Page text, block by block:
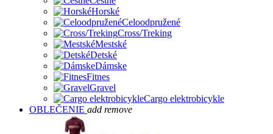
Horské
Celoodpružené
Cross/Treking
Mestské
Detské
Dámske
Fitnes
Gravel
Cargo elektrobicykle
OBLEČENIE add remove